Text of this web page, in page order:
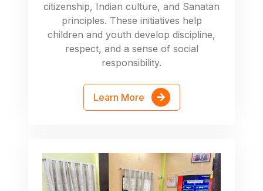
citizenship, Indian culture, and Sanatan
principles. These initiatives help
children and youth develop discipline,
respect, and a sense of social
responsibility.
Learn More